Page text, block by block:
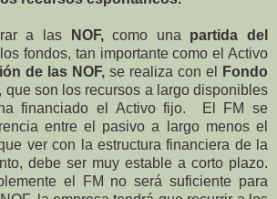
a las NOF,como una partida del
fondos, tan importante como el Activo
de las NOF, se realiza con el
Fondo
, que son los recursos a largo disponibles
financiado el Activo fijo. El FM se
entre el pasivo a largo menos el
ver con la estructura financiera de la
debe ser muy estable a corto plazo.
el FM no será suficiente para